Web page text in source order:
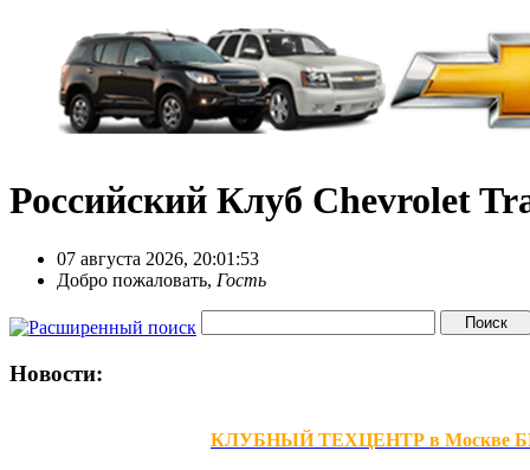
Российский Клуб Chevrolet
07 августа 2026, 20:01:53
Добро пожаловать, Гость
Новости:
КЛУБНЫЙ ТЕХЦЕНТР в Москве